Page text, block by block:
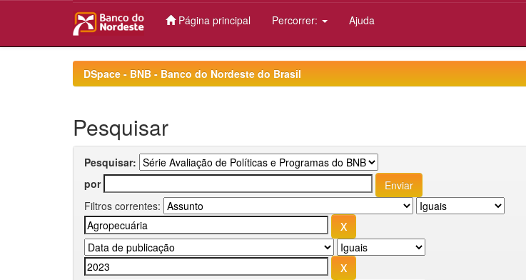
Página principal Percorrer: Ajuda
DSpace - BNB - Banco do Nordeste do Brasil
Pesquisar
Pesquisar:
por
Filtros correntes: